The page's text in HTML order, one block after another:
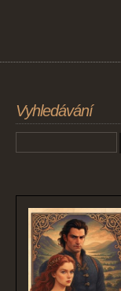
Vyhledávání